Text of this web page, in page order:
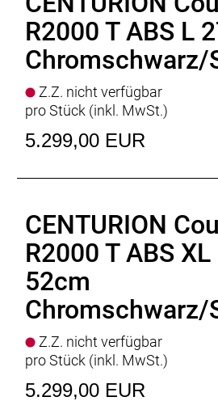
Gepäckträger
Spritzschutz : PROCRAFT Repel
Kettenschutz
: CURANA FLY
Ständer: PROCRAFT Edge FS
Schloss: Rahmenschloss ABUS
ML
Motor
: BOSCH Performance
Batterie: BOSCH PowerTube
Display: BOSCH Kiox 500,
Empfehlung Mindest
Empfehlung Maximal
Gewicht: 28,9 kgkg
Zulässiges Gesamtgewicht
R2000 T ABS L
Chromschwarz/
Z.Z. nicht verfügbar
pro Stück (inkl. MwSt.)
5.299,00 EUR
CENTURION
R2000 T ABS
52cm
Chromschwarz/
Z.Z. nicht verfügbar
pro Stück (inkl. MwSt.)
5.299,00 EUR